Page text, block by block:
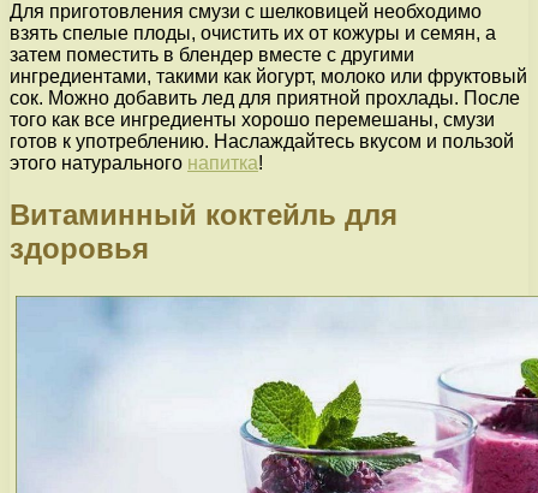
Для приготовления смузи с шелковицей необходимо
взять спелые плоды, очистить их от кожуры и семян, а
затем поместить в блендер вместе с другими
ингредиентами, такими как йогурт, молоко или фруктовый
сок. Можно добавить лед для приятной прохлады. После
того как все ингредиенты хорошо перемешаны, смузи
готов к употреблению. Наслаждайтесь вкусом и пользой
этого натурального напитка!
Витаминный коктейль для
здоровья